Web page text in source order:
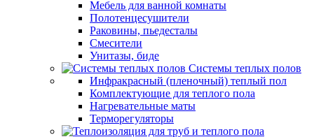
Мебель для ванной комнаты
Полотенцесушители
Раковины, пьедесталы
Смесители
Унитазы, биде
Системы теплых полов
Инфракрасный (пленочный) теплый пол
Комплектующие для теплого пола
Нагревательные маты
Терморегуляторы